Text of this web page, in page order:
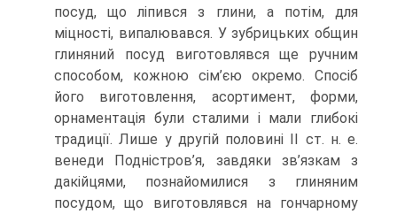
посуд, що ліпився з глини, а потім, для
міцності, випалювався. У зубрицьких общин
глиняний посуд виготовлявся ще ручним
способом, кожною сім’єю окремо. Спосіб
його виготовлення, асортимент, форми,
орнаментація були сталими і мали глибокі
традиції. Лише у другій половині ІІ ст. н. е.
венеди Подністров’я, завдяки зв’язкам з
дакійцями, познайомилися з глиняним
посудом, що виготовлявся на гончарному